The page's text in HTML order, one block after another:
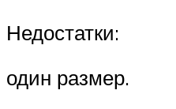
Недостатки:
один размер.